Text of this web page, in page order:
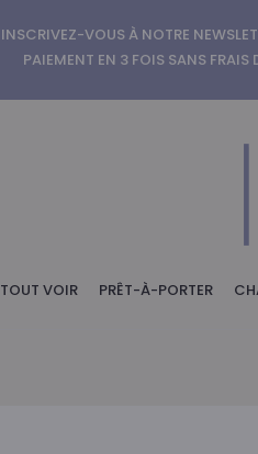
INSCRIVEZ-VOUS À NOTRE
PAIEMENT EN 3 FOIS SANS
TOUT VOIR PRÊT-À-PORTER